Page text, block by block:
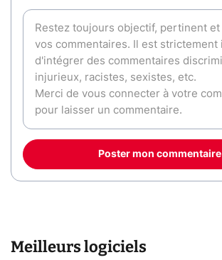
Poster mon commentaire
Meilleurs logiciels